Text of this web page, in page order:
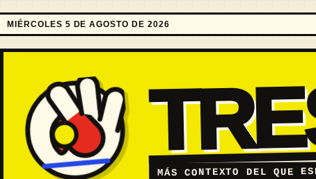
MIÉRCOLES 5 DE AGOSTO DE 2026
MÁS CONTEXTO DEL QUE